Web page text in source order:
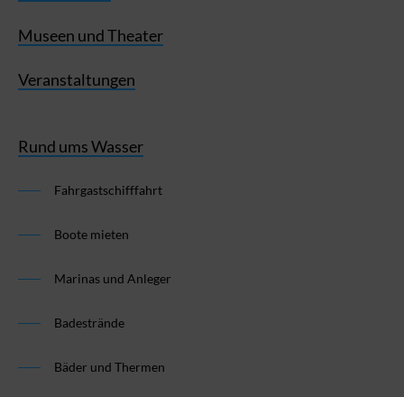
Museen und Theater
Veranstaltungen
Rund ums Wasser
Fahrgastschifffahrt
Boote mieten
Marinas und Anleger
Badestrände
Bäder und Thermen